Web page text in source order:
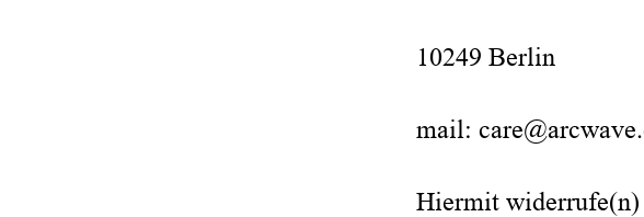
10249 Berlin
mail:
Hiermit widerrufe(n)